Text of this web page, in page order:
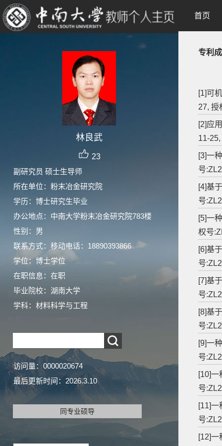
林良武
23
副研究员 硕士生导师
所在单位：粉末冶金研究院
学历：博士研究生毕业
办公地点：中南大学粉末冶金研究院783楼
性别：男
联系方式：移动电话：18890393866
学位：博士学位
在职信息：在职
毕业院校：湖南大学
学科：材料科学与工程
访问量： 0000020674
最后更新时间： 2026.3.10
同专业硕导
首页
专利
[1]可
27, 授
[2]应
11-
[3]一
号
[4]基
号
[5]一
权号
[6]基
号
[7]基
号
[8]基
号
[9]一
号
[10]一
号
[11]一
号
[12]一